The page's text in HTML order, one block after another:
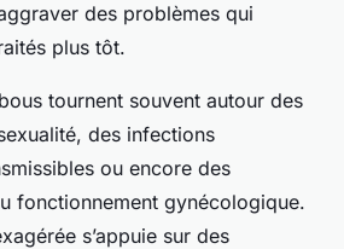
des problèmes qui
plus tôt.
tournent souvent autour des
des infections
ou encore des
fonctionnement gynécologique.
s’appuie sur des